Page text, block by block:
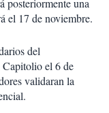
posteriormente una
el 17 de noviembre.
del
el 6 de
validaran la